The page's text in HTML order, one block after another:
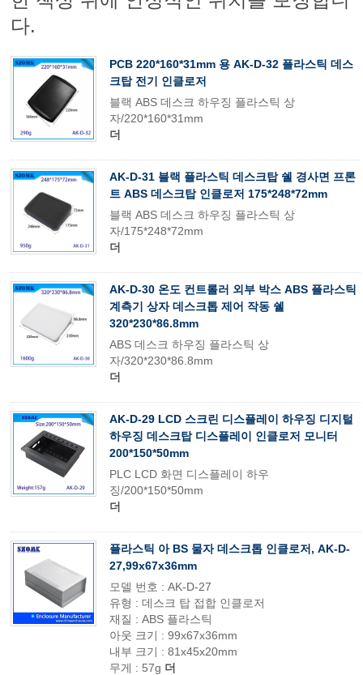
다.
PCB 220*160*31mm 용 AK-D-32 플라스틱 데스
크탑 전기 인클로저
블랙 ABS 데스크 하우징 플라스틱 상
자/220*160*31mm
더
AK-D-31 블랙 플라스틱 데스크탑 쉘 경사면 프론
트 ABS 데스크탑 인클로저 175*248*72mm
블랙 ABS 데스크 하우징 플라스틱 상
자/175*248*72mm
더
AK-D-30 온도 컨트롤러 외부 박스 ABS 플라스틱
계측기 상자 데스크톱 제어 작동 쉘
320*230*86.8mm
ABS 데스크 하우징 플라스틱 상
자/320*230*86.8mm
더
AK-D-29 LCD 스크린 디스플레이 하우징 디지털
하우징 데스크탑 디스플레이 인클로저 모니터
200*150*50mm
PLC LCD 화면 디스플레이 하우
징/200*150*50mm
더
플라스틱 아 BS 물자 데스크톱 인클로저, AK-D-
27,99x67x36mm
모델 번호 : AK-D-27
유형 : 데스크 탑 접합 인클로저
재질 : ABS 플라스틱
아웃 크기 : 99x67x36mm
내부 크기 : 81x45x20mm
무게 : 57g 더